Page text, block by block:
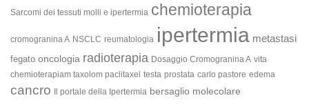
Sarcomi dei tessuti molli e ipertermia chemioterapia
cromogranina A NSCLC reumatologia ipertermia metastasi
fegato oncologia radioterapia Dosaggio Cromogranina A vita
chemioterapiam taxolom paclitaxel testa prostata carlo pastore edema
cancro Il portale della Ipertermia bersaglio molecolare